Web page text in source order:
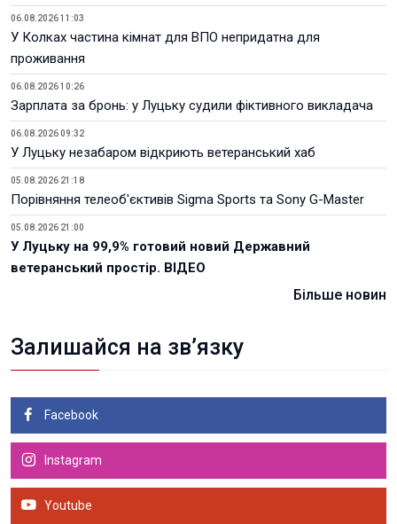
06.08.2026 11:03
У Колках частина кімнат для ВПО непридатна для
проживання
06.08.2026 10:26
Зарплата за бронь: у Луцьку судили фіктивного викладача
06.08.2026 09:32
У Луцьку незабаром відкриють ветеранський хаб
05.08.2026 21:18
Порівняння телеоб'єктивів Sigma Sports та Sony G-Master
05.08.2026 21:00
У Луцьку на 99,9% готовий новий Державний
ветеранський простір. ВІДЕО
Більше новин
Залишайся на зв’язку
Facebook
Instagram
Youtube